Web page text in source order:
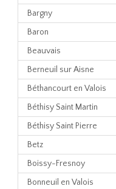
Bargny
Baron
Beauvais
Berneuil sur Aisne
Béthancourt en Valois
Béthisy Saint Martin
Béthisy Saint Pierre
Betz
Boissy-Fresnoy
Bonneuil en Valois